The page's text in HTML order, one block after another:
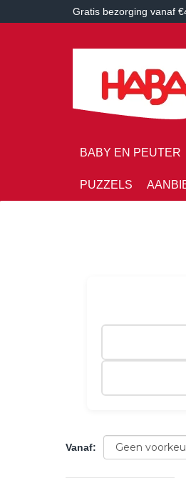
Gratis bezorging vanaf
BABY EN PEUTER
PUZZELS
Vanaf: